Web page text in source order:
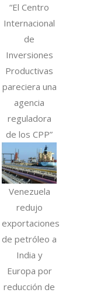
“El Centro
Internacional
de
Inversiones
Productivas
pareciera una
agencia
reguladora
de los CPP”
Venezuela
redujo
exportaciones
de petróleo a
India y
Europa por
reducción de